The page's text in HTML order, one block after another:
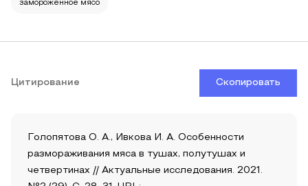
замороженное мясо
Цитирование Скопировать
Голопятова О. А., Ивкова И. А. Особенности
размораживания мяса в тушах, полутушах и
четвертинах // Актуальные исследования. 2021.